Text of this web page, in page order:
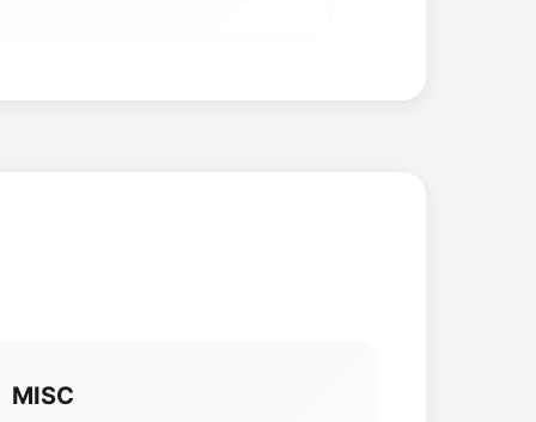
MISC